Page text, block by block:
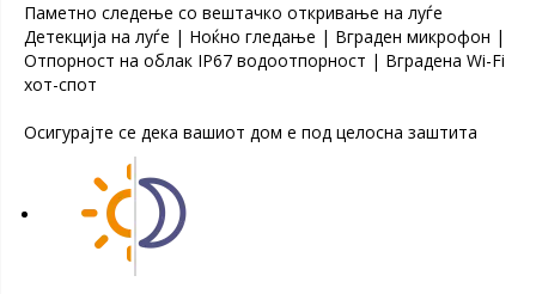
Паметно следење со вештачко откривање на луѓе
Детекција на луѓе | Ноќно гледање | Вграден микрофон |
Отпорност на облак IP67 водоотпорност | Вградена Wi-Fi
хот-спот
Осигурајте се дека вашиот дом е под целосна заштита